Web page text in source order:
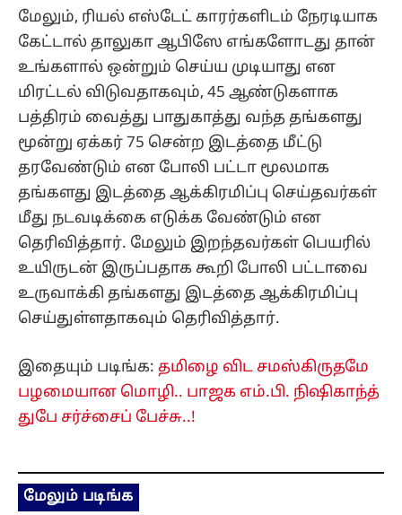
மேலும், ரியல் எஸ்டேட் காரர்களிடம் நேரடியாக
கேட்டால் தாலுகா ஆபிஸே எங்களோடது தான்
உங்களால் ஒன்றும் செய்ய முடியாது என
மிரட்டல் விடுவதாகவும், 45 ஆண்டுகளாக
பத்திரம் வைத்து பாதுகாத்து வந்த தங்களது
மூன்று ஏக்கர் 75 சென்ற இடத்தை மீட்டு
தரவேண்டும் என போலி பட்டா மூலமாக
தங்களது இடத்தை ஆக்கிரமிப்பு செய்தவர்கள்
மீது நடவடிக்கை எடுக்க வேண்டும் என
தெரிவித்தார். மேலும் இறந்தவர்கள் பெயரில்
உயிருடன் இருப்பதாக கூறி போலி பட்டாவை
உருவாக்கி தங்களது இடத்தை ஆக்கிரமிப்பு
செய்துள்ளதாகவும் தெரிவித்தார்.
இதையும் படிங்க: தமிழை விட சமஸ்கிருதமே
பழமையான மொழி.. பாஜக எம்.பி. நிஷிகாந்த்
துபே சர்ச்சைப் பேச்சு..!
மேலும் படிங்க